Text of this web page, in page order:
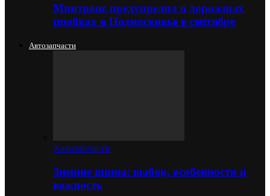
Минтранс предупредил о дорожных
пробках в Подмосковье в сентябре
Автозапчасти
Автозапчасти
Зимние шины: выбор, особенности и
важность